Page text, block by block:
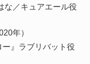
な／キュアエール役
年）
ー』ラブリバット役